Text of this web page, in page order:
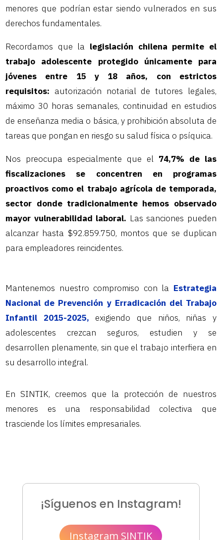
menores que podrían estar siendo vulnerados en sus
derechos fundamentales.
Recordamos que la legislación chilena permite el
trabajo adolescente protegido únicamente para
jóvenes entre 15 y 18 años, con estrictos
requisitos: autorización notarial de tutores legales,
máximo 30 horas semanales, continuidad en estudios
de enseñanza media o básica, y prohibición absoluta de
tareas que pongan en riesgo su salud física o psíquica.
Nos preocupa especialmente que el 74,7% de las
fiscalizaciones se concentren en programas
proactivos como el trabajo agrícola de temporada,
sector donde tradicionalmente hemos observado
mayor vulnerabilidad laboral. Las sanciones pueden
alcanzar hasta $92.859.750, montos que se duplican
para empleadores reincidentes.
Mantenemos nuestro compromiso con la Estrategia
Nacional de Prevención y Erradicación del Trabajo
Infantil 2015-2025, exigiendo que niños, niñas y
adolescentes crezcan seguros, estudien y se
desarrollen plenamente, sin que el trabajo interfiera en
su desarrollo integral.
En SINTIK, creemos que la protección de nuestros
menores es una responsabilidad colectiva que
trasciende los límites empresariales.
¡Síguenos en Instagram!
Instagram SINTIK